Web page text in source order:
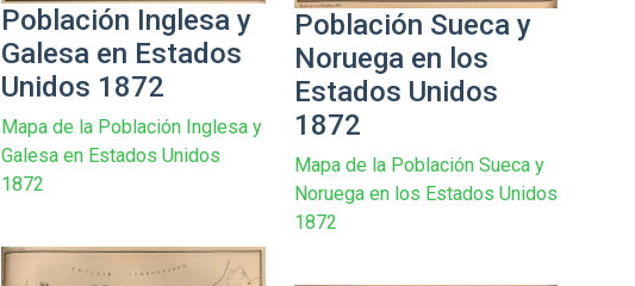
Población Inglesa y
Galesa en Estados
Unidos 1872
Mapa de la Población Inglesa y
Galesa en Estados Unidos
1872
Población Sueca y
Noruega en los
Estados Unidos
1872
Mapa de la Población Sueca y
Noruega en los Estados Unidos
1872